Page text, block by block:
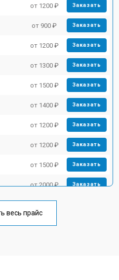
от 1200 ₽ Заказать
от 900 ₽ Заказать
от 1200 ₽ Заказать
от 1300 ₽ Заказать
от 1500 ₽ Заказать
от 1400 ₽ Заказать
от 1200 ₽ Заказать
от 1200 ₽ Заказать
от 1500 ₽ Заказать
от 2000 ₽ Заказать
весь прайс